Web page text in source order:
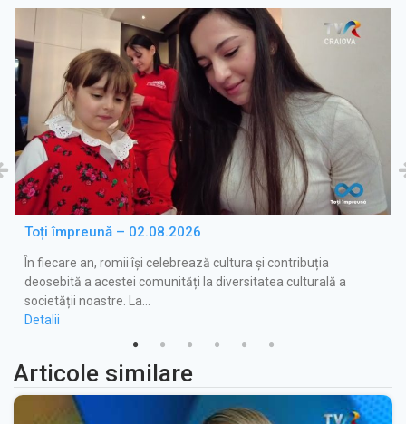
Toți împreună – 02.08.2026
În fiecare an, romii își celebrează cultura și contribuția
deosebită a acestei comunități la diversitatea culturală a
societății noastre. La…
Detalii
Articole similare